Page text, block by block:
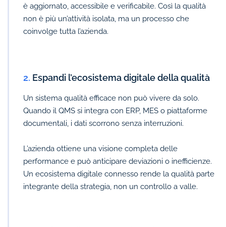
è aggiornato, accessibile e verificabile. Così la qualità
non è più un’attività isolata, ma un processo che
coinvolge tutta l’azienda.
2. Espandi l’ecosistema digitale della qualità
Un sistema qualità efficace non può vivere da solo.
Quando il QMS si integra con ERP, MES o piattaforme
documentali, i dati scorrono senza interruzioni.
L’azienda ottiene una visione completa delle
performance e può anticipare deviazioni o inefficienze.
Un ecosistema digitale connesso rende la qualità parte
integrante della strategia, non un controllo a valle.